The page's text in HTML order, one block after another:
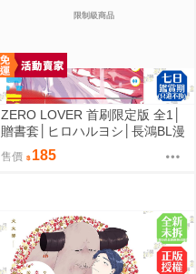
限制級商品
ZERO LOVER 首刷限定版 全1│
贈書套│ヒロハルヨシ│長鴻BL漫
畫│BJ4動漫
售價 185